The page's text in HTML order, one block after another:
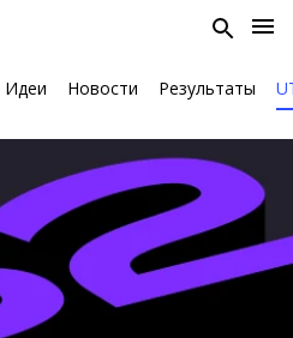
Идеи Новости Результаты